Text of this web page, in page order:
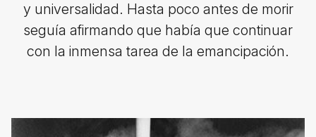
y universalidad. Hasta poco antes de morir
seguía afirmando que había que continuar
con la inmensa tarea de la emancipación.